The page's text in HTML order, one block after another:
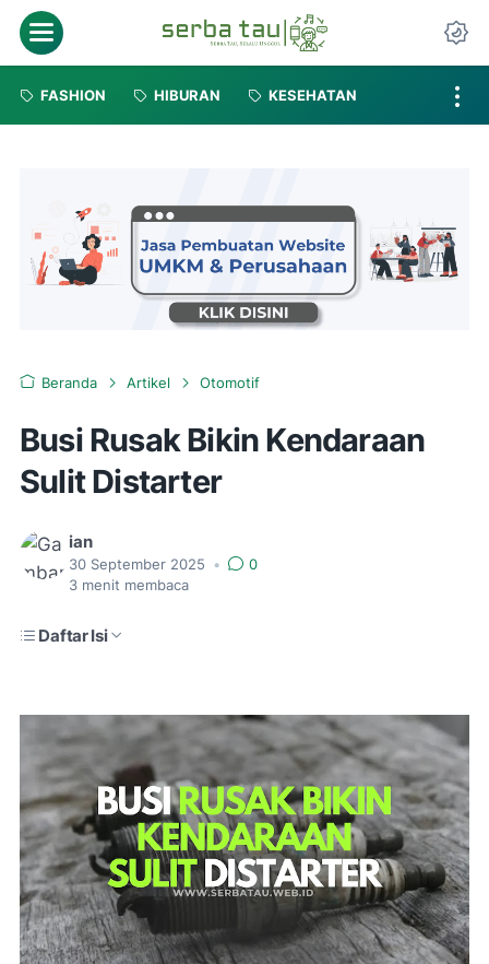
FASHION HIBURAN KESEHATAN
Beranda Artikel Otomotif
Busi Rusak Bikin Kendaraan
Sulit Distarter
ian
30 September 2025 •
0
3 menit membaca
Daftar Isi